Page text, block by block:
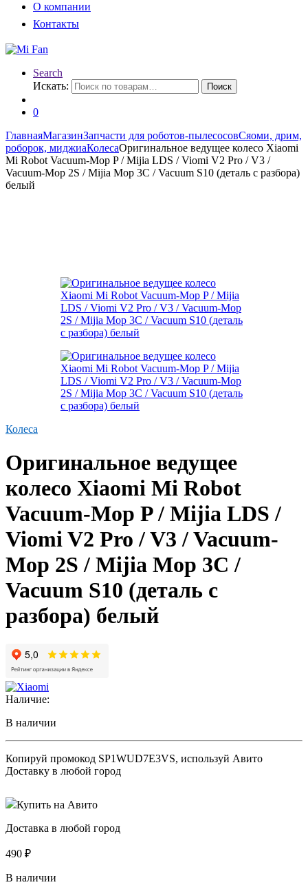
О компании
Контакты
Search
Искать:
Поиск
0
ГлавнаяМагазинЗапчасти для роботов-пылесосовСяоми, дрим,
роборок, миджиаКолесаОригинальное ведущее колесо Xiaomi
Mi Robot Vacuum-Mop P / Mijia LDS / Viomi V2 Pro / V3 /
Vacuum-Mop 2S / Mijia Mop 3C / Vacuum S10 (деталь с разбора)
белый
Колеса
Оригинальное ведущее
колесо Xiaomi Mi Robot
Vacuum-Mop P / Mijia LDS /
Viomi V2 Pro / V3 / Vacuum-
Mop 2S / Mijia Mop 3C /
Vacuum S10 (деталь с
разбора) белый
Наличие:
В наличии
Копируй промокод SP1WUD7E3VS, используй Авито
Доставку в любой город
Купить на Авито
Доставка в любой город
490 ₽
В наличии